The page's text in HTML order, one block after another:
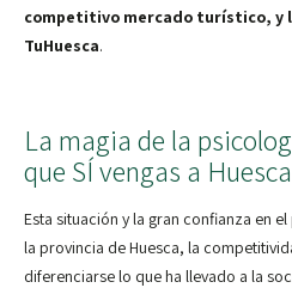
competitivo mercado turístico, y
TuHuesca.
La magia de la
que SÍ vengas a Huesca
Esta situación y la gran confianza en
la provincia de Huesca, la
diferenciarse lo que ha llevado a la